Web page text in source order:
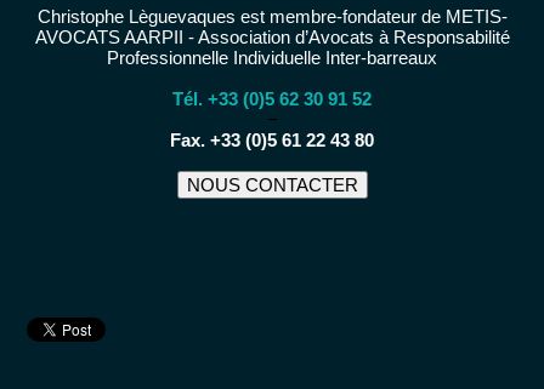
Christophe Lèguevaques est membre-fondateur de METIS-
AVOCATS AARPII - Association d’Avocats à Responsabilité
Professionnelle Individuelle Inter-barreaux
Tél. +33 (0)5 62 30 91 52
−
Fax. +33 (0)5 61 22 43 80
NOUS CONTACTER